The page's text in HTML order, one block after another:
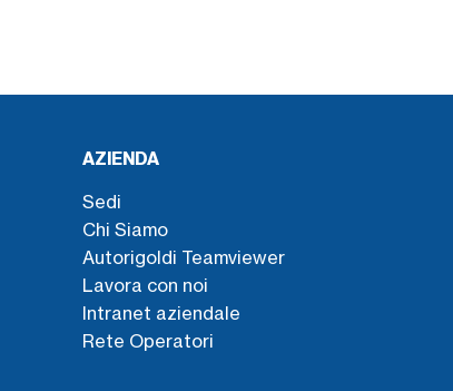
AZIENDA
Sedi
Chi Siamo
Autorigoldi Teamviewer
Lavora con noi
Intranet aziendale
Rete Operatori